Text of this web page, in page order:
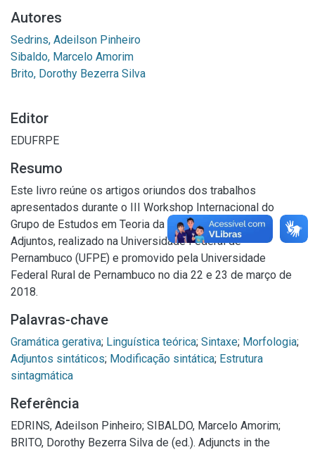
Autores
Sedrins, Adeilson Pinheiro
Sibaldo, Marcelo Amorim
Brito, Dorothy Bezerra Silva
Editor
EDUFRPE
Resumo
Este livro reúne os artigos oriundos dos trabalhos
apresentados durante o III Workshop Internacional do
Grupo de Estudos em Teoria da Gramática (Getegra),
Adjuntos, realizado na Universidade Federal de
Pernambuco (UFPE) e promovido pela Universidade
Federal Rural de Pernambuco no dia 22 e 23 de março de
2018.
Palavras-chave
Gramática gerativa; Linguística teórica; Sintaxe; Morfologia;
Adjuntos sintáticos; Modificação sintática; Estrutura
sintagmática
Referência
EDRINS, Adeilson Pinheiro; SIBALDO, Marcelo Amorim;
BRITO, Dorothy Bezerra Silva de (ed.). Adjuncts in the